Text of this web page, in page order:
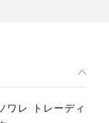
ワレ トレーディ